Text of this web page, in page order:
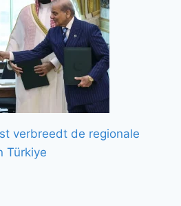
verbreedt de regionale
Türkiye